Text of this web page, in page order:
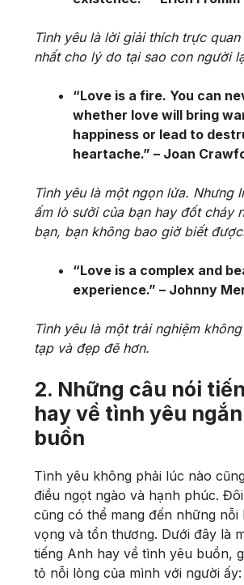
Tình yêu là lời giải thích trực
nhất cho lý do tại sao con người
“Love is a fire. You can
whether love will bring
happiness or lead to
heartache.” – Joan
Tình yêu là một ngọn lửa. Nhưng
ấm lò sưởi của bạn hay đốt cháy
bạn, bạn không bao giờ biết
“Love is a complex and
experience.” – Johnny
Tình yêu là một trải nghiệm
tạp và đẹp đẽ hơn.
2. Những câu nói
hay về tình yêu
buồn
Tình yêu không phải lúc nào
điều ngọt ngào và hạnh phúc.
cũng có thể mang đến những nỗi
vọng và tổn thương. Dưới đây là
tiếng Anh hay về tình yêu buồn,
tỏ nỗi lòng của mình với người ấy: